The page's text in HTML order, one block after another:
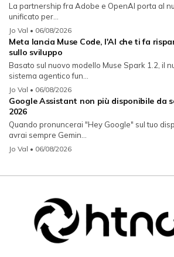
La partnership fra Adobe e OpenAI porta al
unificato per...
Jo Val • 06/08/2026
Meta lancia Muse Code, l'AI che ti fa
sullo sviluppo
Basato sul nuovo modello Muse Spark 1.2, il
sistema agentico fun...
Jo Val • 06/08/2026
Google Assistant non più disponibile da
2026
Quando pronuncerai "Hey Google" sul tuo
avrai sempre Gemin...
Jo Val • 06/08/2026